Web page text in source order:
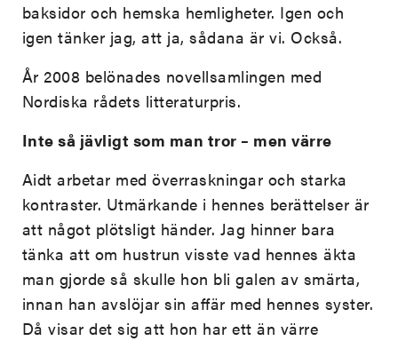
baksidor och hemska hemligheter. Igen och
igen tänker jag, att ja, sådana är vi. Också.
År 2008 belönades novellsamlingen med
Nordiska rådets litteraturpris.
Inte så jävligt som man tror – men värre
Aidt arbetar med överraskningar och starka
kontraster. Utmärkande i hennes berättelser är
att något plötsligt händer. Jag hinner bara
tänka att om hustrun visste vad hennes äkta
man gjorde så skulle hon bli galen av smärta,
innan han avslöjar sin affär med hennes syster.
Då visar det sig att hon har ett än värre